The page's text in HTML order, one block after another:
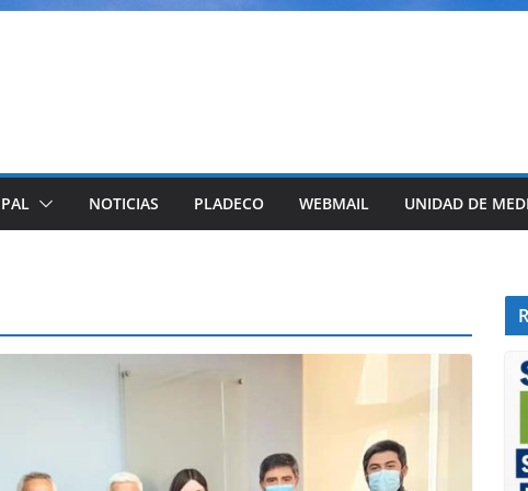
NOTICIAS PLADECO WEBMAIL UNIDAD DE